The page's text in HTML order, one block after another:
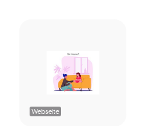
Webseite